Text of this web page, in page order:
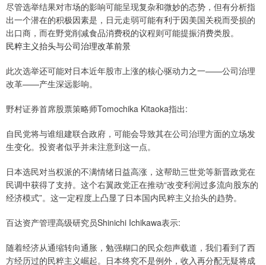
尽管选举结果对市场的影响可能呈现复杂和微妙的态势，但有分析指
出一个潜在的积极因素是，日元走弱可能有利于因美国关税而受损的
出口商，而在野党削减食品消费税的议程则可能提振消费类股。
民粹主义抬头与公司治理改革前景
此次选举还可能对日本近年股市上涨的核心驱动力之一——公司治理
改革——产生深远影响。
野村证券首席股票策略师Tomochika Kitaoka指出:
自民党将与谁组建联合政府，可能会导致其在公司治理方面的立场发
生变化。投资者似乎并未注意到这一点。
日本选民对当权派的不满情绪日益高涨，这帮助三世党等新晋政党在
民调中获得了支持。这个右翼政党正在推动“改变利润过多流向股东的
经济模式”。这一定程度上凸显了日本国内民粹主义抬头的趋势。
百达资产管理高级研究员Shinichi Ichikawa表示:
随着经济从通缩转向通胀，勉强糊口的民众怨声载道，我们看到了西
方经历过的民粹主义崛起。日本终究不是例外，收入再分配无疑将成